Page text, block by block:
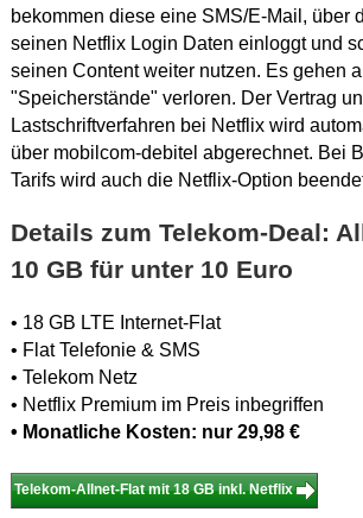
bekommen diese eine SMS/E-Mail, über
seinen Netflix Login Daten einloggt und
seinen Content weiter nutzen. Es gehen
"Speicherstände" verloren. Der Vertrag
Lastschriftverfahren bei Netflix wird
über mobilcom-debitel abgerechnet. Bei
Tarifs wird auch die Netflix-Option
Details zum Telekom-Deal:
10 GB für unter 10 Euro
• 18 GB LTE Internet-Flat
• Flat Telefonie & SMS
• Telekom Netz
• Netflix Premium im Preis inbegriffen
• Monatliche Kosten: nur 29,98 €
Telekom-Allnet-Flat mit 18 GB inkl. Netflix